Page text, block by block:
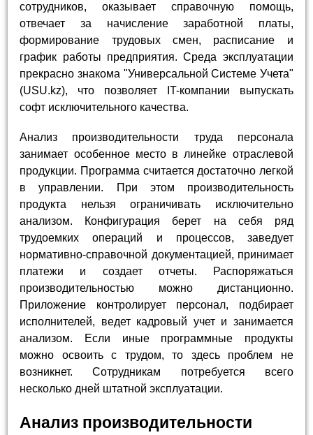
сотрудников, оказывает справочную помощь,
отвечает за начисление заработной платы,
формирование трудовых смен, расписание и
график работы предприятия. Среда эксплуатации
прекрасно знакома "Универсальной Системе Учета"
(USU.kz), что позволяет IT-компании выпускать
софт исключительного качества.
Анализ производительности труда персонала
занимает особенное место в линейке отраслевой
продукции. Программа считается достаточно легкой
в управлении. При этом производительность
продукта нельзя ограничивать исключительно
анализом. Конфигурация берет на себя ряд
трудоемких операций и процессов, заведует
нормативно-справочной документацией, принимает
платежи и создает отчеты. Распоряжаться
производительностью можно дистанционно.
Приложение контролирует персонал, подбирает
исполнителей, ведет кадровый учет и занимается
анализом. Если иные программные продукты
можно освоить с трудом, то здесь проблем не
возникнет. Сотрудникам потребуется всего
несколько дней штатной эксплуатации.
Анализ производительности